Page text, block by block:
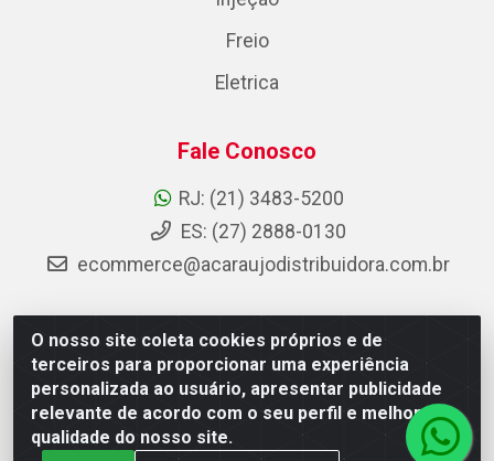
O nosso site coleta cookies próprios e de
terceiros para proporcionar uma experiência
personalizada ao usuário, apresentar publicidade
relevante de acordo com o seu perfil e melhorar a
qualidade do nosso site.
Freio
Eletrica
Fale Conosco
RJ: (21) 3483-5200
ES: (27) 2888-0130
ecommerce@acaraujodistribuidora.com.br
AC Araujo Distribuidora - Rua Carneiro de Campos, 42 -
São Cristóvão, Rio de Janeiro/RJ - CEP 20.920-410 -
CNPJ 08.744.753/0003-85